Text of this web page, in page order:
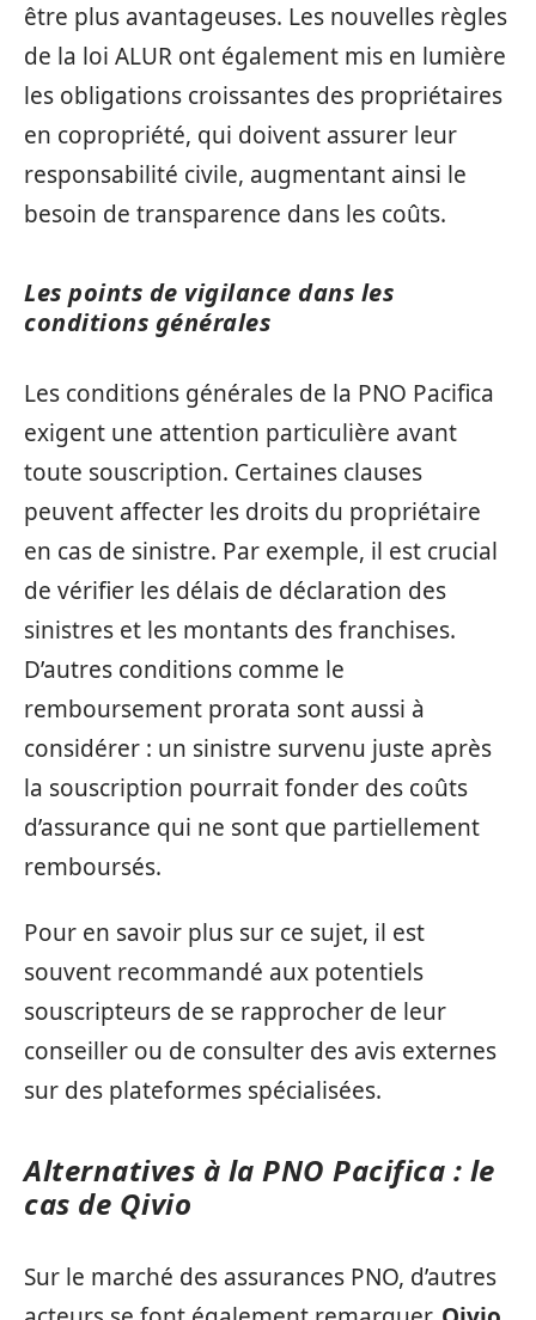
être plus avantageuses. Les nouvelles règles
de la loi ALUR ont également mis en lumière
les obligations croissantes des propriétaires
en copropriété, qui doivent assurer leur
responsabilité civile, augmentant ainsi le
besoin de transparence dans les coûts.
Les points de vigilance dans les
conditions générales
Les conditions générales de la PNO Pacifica
exigent une attention particulière avant
toute souscription. Certaines clauses
peuvent affecter les droits du propriétaire
en cas de sinistre. Par exemple, il est crucial
de vérifier les délais de déclaration des
sinistres et les montants des franchises.
D’autres conditions comme le
remboursement prorata sont aussi à
considérer : un sinistre survenu juste après
la souscription pourrait fonder des coûts
d’assurance qui ne sont que partiellement
remboursés.
Pour en savoir plus sur ce sujet, il est
souvent recommandé aux potentiels
souscripteurs de se rapprocher de leur
conseiller ou de consulter des avis externes
sur des plateformes spécialisées.
Alternatives à la PNO Pacifica : le
cas de Qivio
Sur le marché des assurances PNO, d’autres